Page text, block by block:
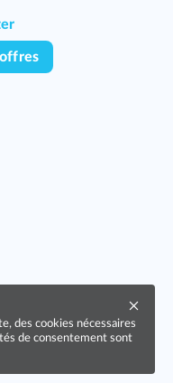
des cookies nécessaires
de consentement sont